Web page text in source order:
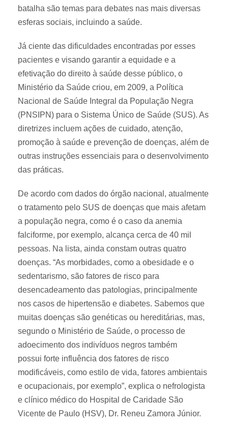
batalha são temas para debates nas mais diversas
esferas sociais, incluindo a saúde.
Já ciente das dificuldades encontradas por esses
pacientes e visando garantir a equidade e a
efetivação do direito à saúde desse público, o
Ministério da Saúde criou, em 2009, a Política
Nacional de Saúde Integral da População Negra
(PNSIPN) para o Sistema Único de Saúde (SUS). As
diretrizes incluem ações de cuidado, atenção,
promoção à saúde e prevenção de doenças, além de
outras instruções essenciais para o desenvolvimento
das práticas.
De acordo com dados do órgão nacional, atualmente
o tratamento pelo SUS de doenças que mais afetam
a população negra, como é o caso da anemia
falciforme, por exemplo, alcança cerca de 40 mil
pessoas. Na lista, ainda constam outras quatro
doenças. “As morbidades, como a obesidade e o
sedentarismo, são fatores de risco para
desencadeamento das patologias, principalmente
nos casos de hipertensão e diabetes. Sabemos que
muitas doenças são genéticas ou hereditárias, mas,
segundo o Ministério de Saúde, o processo de
adoecimento dos indivíduos negros também
possui forte influência dos fatores de risco
modificáveis, como estilo de vida, fatores ambientais
e ocupacionais, por exemplo”, explica o nefrologista
e clínico médico do Hospital de Caridade São
Vicente de Paulo (HSV), Dr. Reneu Zamora Júnior.